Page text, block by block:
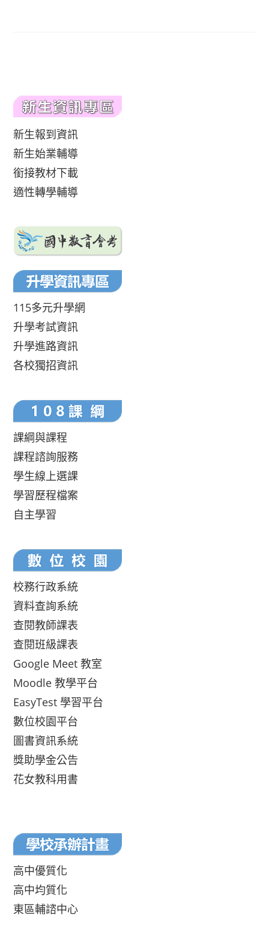
新生報到資訊
新生始業輔導
銜接教材下載
適性轉學輔導
115多元升學網
升學考試資訊
升學進路資訊
各校獨招資訊
課綱與課程
課程諮詢服務
學生線上選課
學習歷程檔案
自主學習
校務行政系統
資料查詢系統
查閱教師課表
查閱班級課表
Google Meet 教室
Moodle 教學平台
EasyTest 學習平台
數位校園平台
圖書資訊系統
獎助學金公告
花女教科用書
高中優質化
高中均質化
東區輔諮中心